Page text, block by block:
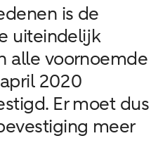
is de
uiteindelijk
alle voornoemde
2020
Er moet dus
meer